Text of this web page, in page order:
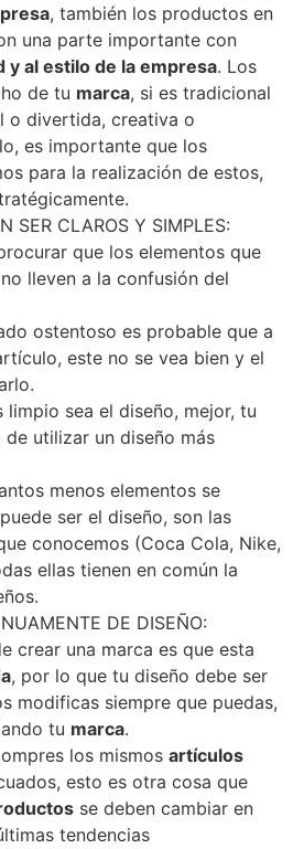
, también los productos en
una parte importante con
y al estilo de la empresa. Los
de tu marca, si es tradicional
o divertida, creativa o
es importante que los
para la realización de estos,
SER CLAROS Y SIMPLES:
que los elementos que
no lleven a la confusión del
ostentoso es probable que a
este no se vea bien y el
limpio sea el diseño, mejor, tu
utilizar un diseño más
menos elementos se
ser el diseño, son las
conocemos (Coca Cola, Nike,
ellas tienen en común la
DE DISEÑO:
crear una marca es que esta
, por lo que tu diseño debe ser
modificas siempre que puedas,
tu marca.
los mismos artículos
esto es otra cosa que
se deben cambiar en
tendencias